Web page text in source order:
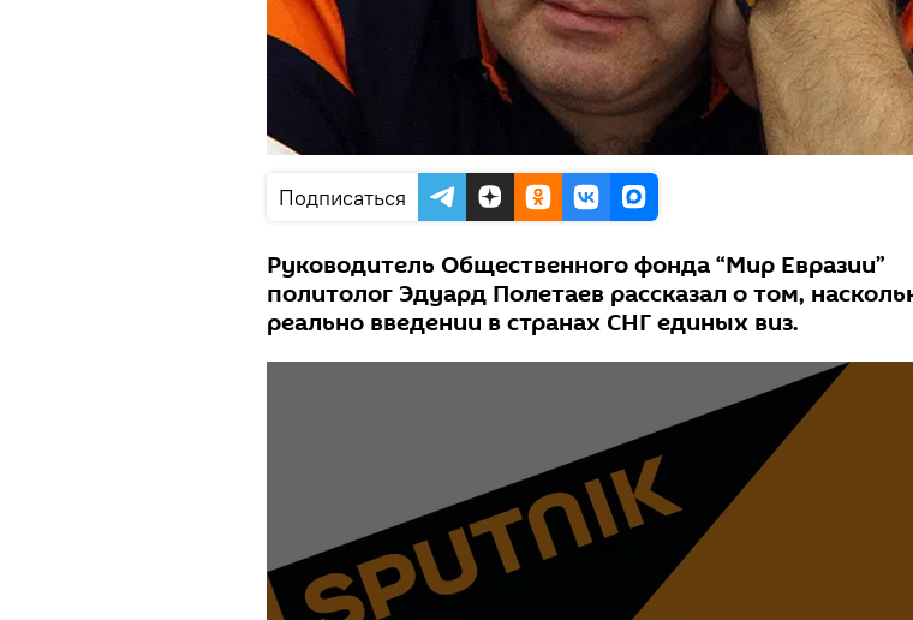
Подписаться
Руководитель Общественного фонда “Мир Евразии”
политолог Эдуард Полетаев рассказал о том,
реально введении в странах СНГ единых виз.